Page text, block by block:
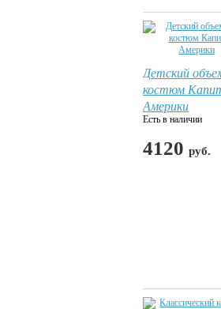
Детский
костюм
Америки
Есть в наличии
4120 руб.